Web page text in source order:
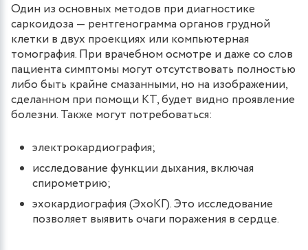
Один из основных методов при диагностике
саркоидоза — рентгенограмма органов грудной
клетки в двух проекциях или компьютерная
томография. При врачебном осмотре и даже со слов
пациента симптомы могут отсутствовать полностью
либо быть крайне смазанными, но на изображении,
сделанном при помощи КТ, будет видно проявление
болезни. Также могут потребоваться:
электрокардиография;
исследование функции дыхания, включая
спирометрию;
эхокардиография (ЭхоКГ). Это исследование
позволяет выявить очаги поражения в сердце.